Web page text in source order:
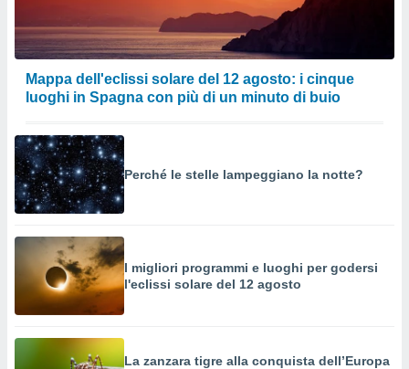
Mappa dell'eclissi solare del 12 agosto: i cinque
luoghi in Spagna con più di un minuto di buio
Perché le stelle lampeggiano la notte?
I migliori programmi e luoghi per godersi
l'eclissi solare del 12 agosto
La zanzara tigre alla conquista dell’Europa